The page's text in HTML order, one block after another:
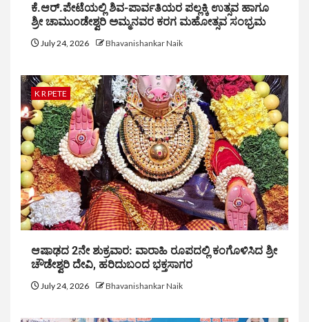
ಕೆ.ಆರ್.ಪೇಟೆಯಲ್ಲಿ ಶಿವ-ಪಾರ್ವತಿಯರ ಪಲ್ಲಕ್ಕಿ ಉತ್ಸವ ಹಾಗೂ
ಶ್ರೀ ಚಾಮುಂಡೇಶ್ವರಿ ಅಮ್ಮನವರ ಕರಗ ಮಹೋತ್ಸವ ಸಂಭ್ರಮ
July 24, 2026 Bhavanishankar Naik
K R PETE
ಆಷಾಢದ 2ನೇ ಶುಕ್ರವಾರ: ವಾರಾಹಿ ರೂಪದಲ್ಲಿ ಕಂಗೊಳಿಸಿದ ಶ್ರೀ
ಚೌಡೇಶ್ವರಿ ದೇವಿ, ಹರಿದುಬಂದ ಭಕ್ತಸಾಗರ
July 24, 2026 Bhavanishankar Naik